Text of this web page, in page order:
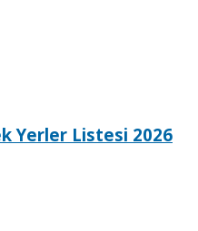
Yerler Listesi 2026